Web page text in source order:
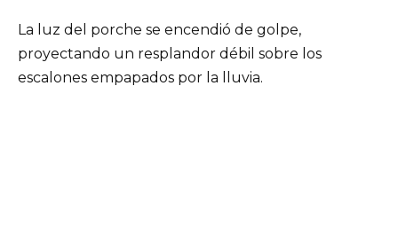
La luz del porche se encendió de golpe,
proyectando un resplandor débil sobre los
escalones empapados por la lluvia.